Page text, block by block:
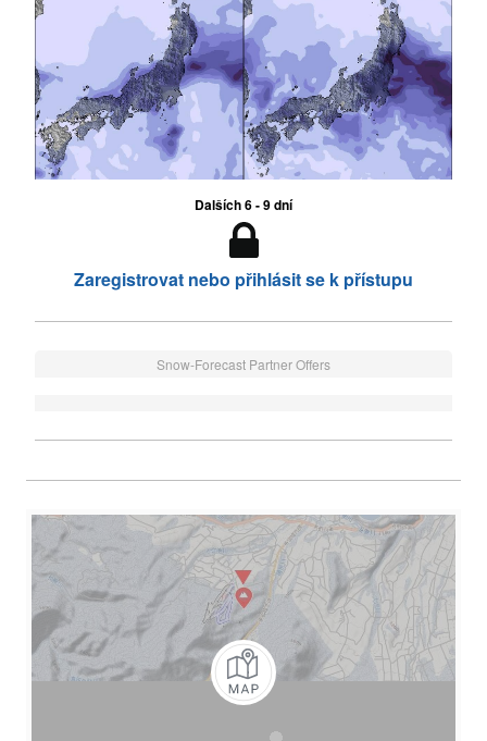
Dalších 6 - 9 dní
Zaregistrovat nebo přihlásit se k přístupu
Snow-Forecast Partner Offers